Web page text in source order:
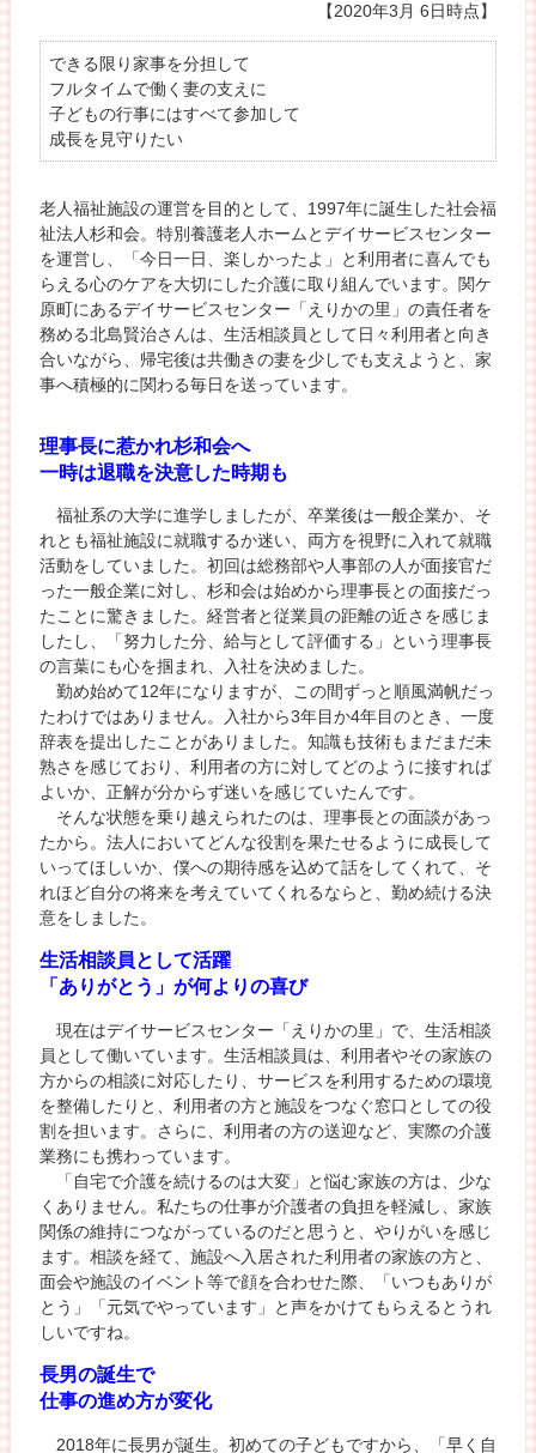
【2020年3月 6日時点】
できる限り家事を分担して
フルタイムで働く妻の支えに
子どもの行事にはすべて参加して
成長を見守りたい
老人福祉施設の運営を目的として、1997年に誕生した社会福
祉法人杉和会。特別養護老人ホームとデイサービスセンター
を運営し、「今日一日、楽しかったよ」と利用者に喜んでも
らえる心のケアを大切にした介護に取り組んでいます。関ケ
原町にあるデイサービスセンター「えりかの里」の責任者を
務める北島賢治さんは、生活相談員として日々利用者と向き
合いながら、帰宅後は共働きの妻を少しでも支えようと、家
事へ積極的に関わる毎日を送っています。
理事長に惹かれ杉和会へ
一時は退職を決意した時期も
福祉系の大学に進学しましたが、卒業後は一般企業か、そ
れとも福祉施設に就職するか迷い、両方を視野に入れて就職
活動をしていました。初回は総務部や人事部の人が面接官だ
った一般企業に対し、杉和会は始めから理事長との面接だっ
たことに驚きました。経営者と従業員の距離の近さを感じま
したし、「努力した分、給与として評価する」という理事長
の言葉にも心を掴まれ、入社を決めました。
勤め始めて12年になりますが、この間ずっと順風満帆だっ
たわけではありません。入社から3年目か4年目のとき、一度
辞表を提出したことがありました。知識も技術もまだまだ未
熟さを感じており、利用者の方に対してどのように接すれば
よいか、正解が分からず迷いを感じていたんです。
そんな状態を乗り越えられたのは、理事長との面談があっ
たから。法人においてどんな役割を果たせるように成長して
いってほしいか、僕への期待感を込めて話をしてくれて、そ
れほど自分の将来を考えていてくれるならと、勤め続ける決
意をしました。
生活相談員として活躍
「ありがとう」が何よりの喜び
現在はデイサービスセンター「えりかの里」で、生活相談
員として働いています。生活相談員は、利用者やその家族の
方からの相談に対応したり、サービスを利用するための環境
を整備したりと、利用者の方と施設をつなぐ窓口としての役
割を担います。さらに、利用者の方の送迎など、実際の介護
業務にも携わっています。
「自宅で介護を続けるのは大変」と悩む家族の方は、少な
くありません。私たちの仕事が介護者の負担を軽減し、家族
関係の維持につながっているのだと思うと、やりがいを感じ
ます。相談を経て、施設へ入居された利用者の家族の方と、
面会や施設のイベント等で顔を合わせた際、「いつもありが
とう」「元気でやっています」と声をかけてもらえるとうれ
しいですね。
長男の誕生で
仕事の進め方が変化
2018年に長男が誕生。初めての子どもですから、「早く自